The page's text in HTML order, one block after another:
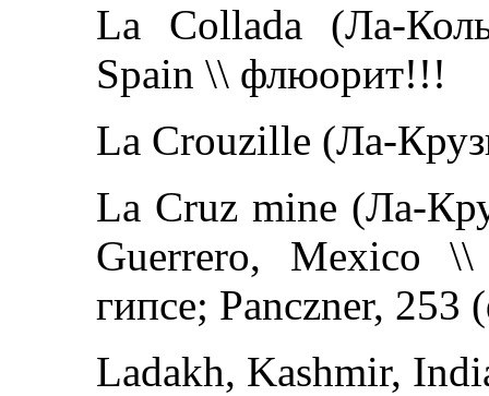
La Collada (Ла-
Spain \\ флюорит!!!
La Crouzille (Ла-
La Cruz mine (Ла-
Guerrero, Mexico \\
гипсе; Panczner, 253
Ladakh, Kashmir,